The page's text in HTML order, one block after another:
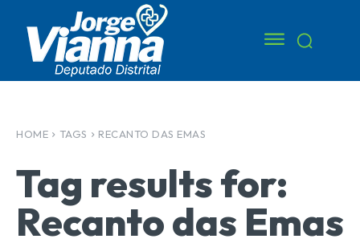
HOME TAGS RECANTO DAS EMAS
Tag results for:
Recanto das Emas